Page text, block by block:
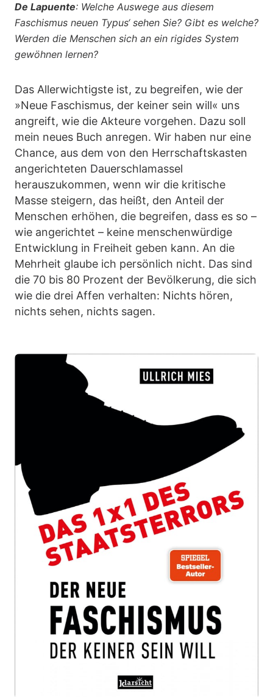
De Lapuente: Welche Auswege aus diesem
Faschismus neuen Typus‘ sehen Sie? Gibt es welche?
Werden die Menschen sich an ein rigides System
gewöhnen lernen?
Das Allerwichtigste ist, zu begreifen, wie der
»Neue Faschismus, der keiner sein will« uns
angreift, wie die Akteure vorgehen. Dazu soll
mein neues Buch anregen. Wir haben nur eine
Chance, aus dem von den Herrschaftskasten
angerichteten Dauerschlamassel
herauszukommen, wenn wir die kritische
Masse steigern, das heißt, den Anteil der
Menschen erhöhen, die begreifen, dass es so –
wie angerichtet – keine menschenwürdige
Entwicklung in Freiheit geben kann. An die
Mehrheit glaube ich persönlich nicht. Das sind
die 70 bis 80 Prozent der Bevölkerung, die sich
wie die drei Affen verhalten: Nichts hören,
nichts sehen, nichts sagen.